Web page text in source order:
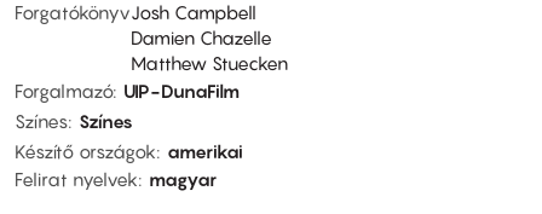
ForgatókönyvJosh Campbell
Damien Chazelle
Matthew Stuecken
Forgalmazó UIP-DunaFilm
Színes Színes
Készítő országok
amerikai
Felirat nyelvek
magyar